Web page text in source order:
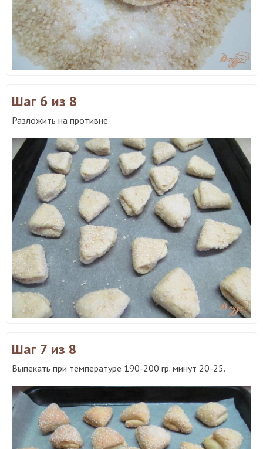
Шаг 6 из 8
Разложить на противне.
Шаг 7 из 8
Выпекать при температуре 190-200 гр. минут 20-25.